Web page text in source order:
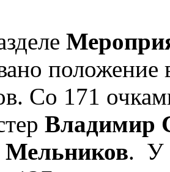
положение
Cо 171
Владимир
. У